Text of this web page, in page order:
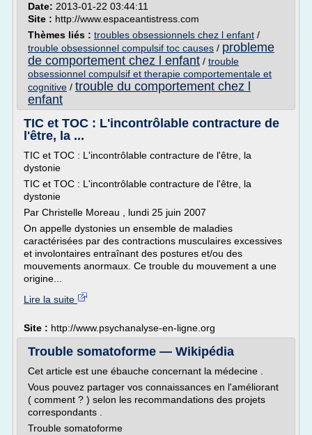
Date: 2013-01-22 03:44:11
Site : http://www.espaceantistress.com
Thèmes liés : troubles obsessionnels chez l enfant /
trouble obsessionnel compulsif toc causes / probleme
de comportement chez l enfant / trouble
obsessionnel compulsif et therapie comportementale et
cognitive / trouble du comportement chez l
enfant
TIC et TOC : L'incontrôlable contracture de
l'être, la ...
TIC et TOC : L'incontrôlable contracture de l'être, la
dystonie
TIC et TOC : L'incontrôlable contracture de l'être, la
dystonie
Par Christelle Moreau , lundi 25 juin 2007
On appelle dystonies un ensemble de maladies
caractérisées par des contractions musculaires excessives
et involontaires entraînant des postures et/ou des
mouvements anormaux. Ce trouble du mouvement a une
origine...
Lire la suite
Site : http://www.psychanalyse-en-ligne.org
Trouble somatoforme — Wikipédia
Cet article est une ébauche concernant la médecine .
Vous pouvez partager vos connaissances en l'améliorant
( comment ? ) selon les recommandations des projets
correspondants .
Trouble somatoforme